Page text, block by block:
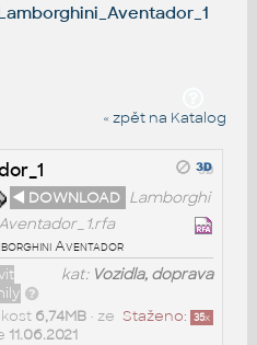
« zpět na Katalog
◄ DOWNLOAD Lamborghi
Aventador
kat: Vozidla, doprava
Staženo: 35x
6,74MB• ze
11.06.2021